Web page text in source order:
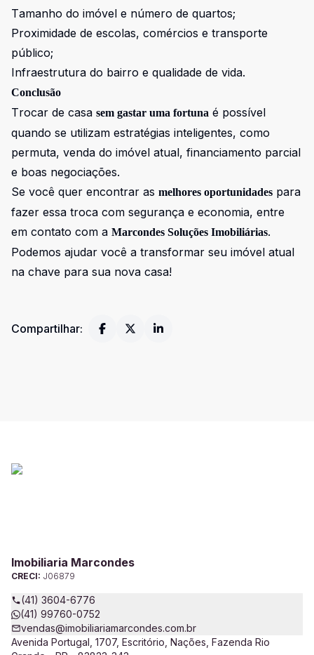
Tamanho do imóvel e número de quartos;
Proximidade de escolas, comércios e transporte
público;
Infraestrutura do bairro e qualidade de vida.
Conclusão
Trocar de casa sem gastar uma fortuna é possível
quando se utilizam estratégias inteligentes, como
permuta, venda do imóvel atual, financiamento parcial
e boas negociações.
Se você quer encontrar as melhores oportunidades para
fazer essa troca com segurança e economia, entre
em contato com a Marcondes Soluções Imobiliárias.
Podemos ajudar você a transformar seu imóvel atual
na chave para sua nova casa!
Compartilhar:
Imobiliaria Marcondes
CRECI: J06879
(41) 3604-6776
(41) 99760-0752
vendas@imobiliariamarcondes.com.br
Avenida Portugal, 1707, Escritório, Nações, Fazenda Rio